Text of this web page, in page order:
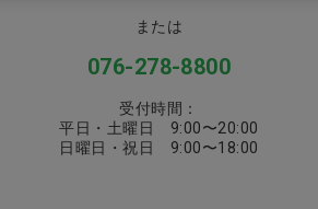
または
076-278-8800
受付時間：
平日・土曜日 9:00〜20:00
日曜日・祝日 9:00〜18:00